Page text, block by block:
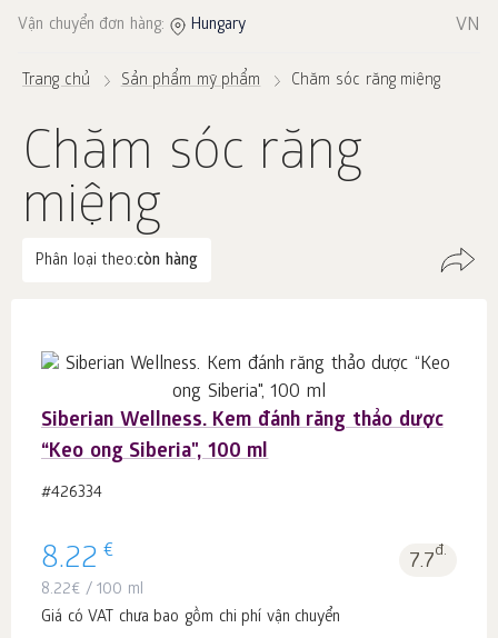
Vận chuyển đơn hàng: Hungary VN
Trang chủ Sản phẩm mỹ phẩm Chăm sóc răng miệng
Chăm sóc răng
miệng
Phân loại theo:còn hàng
Siberian Wellness. Kem đánh răng thảo dược
“Keo ong Siberia", 100 ml
#426334
8.22 € 7.7đ.
8.22€ / 100 ml
Giá có VAT chưa bao gồm chi phí vận chuyển